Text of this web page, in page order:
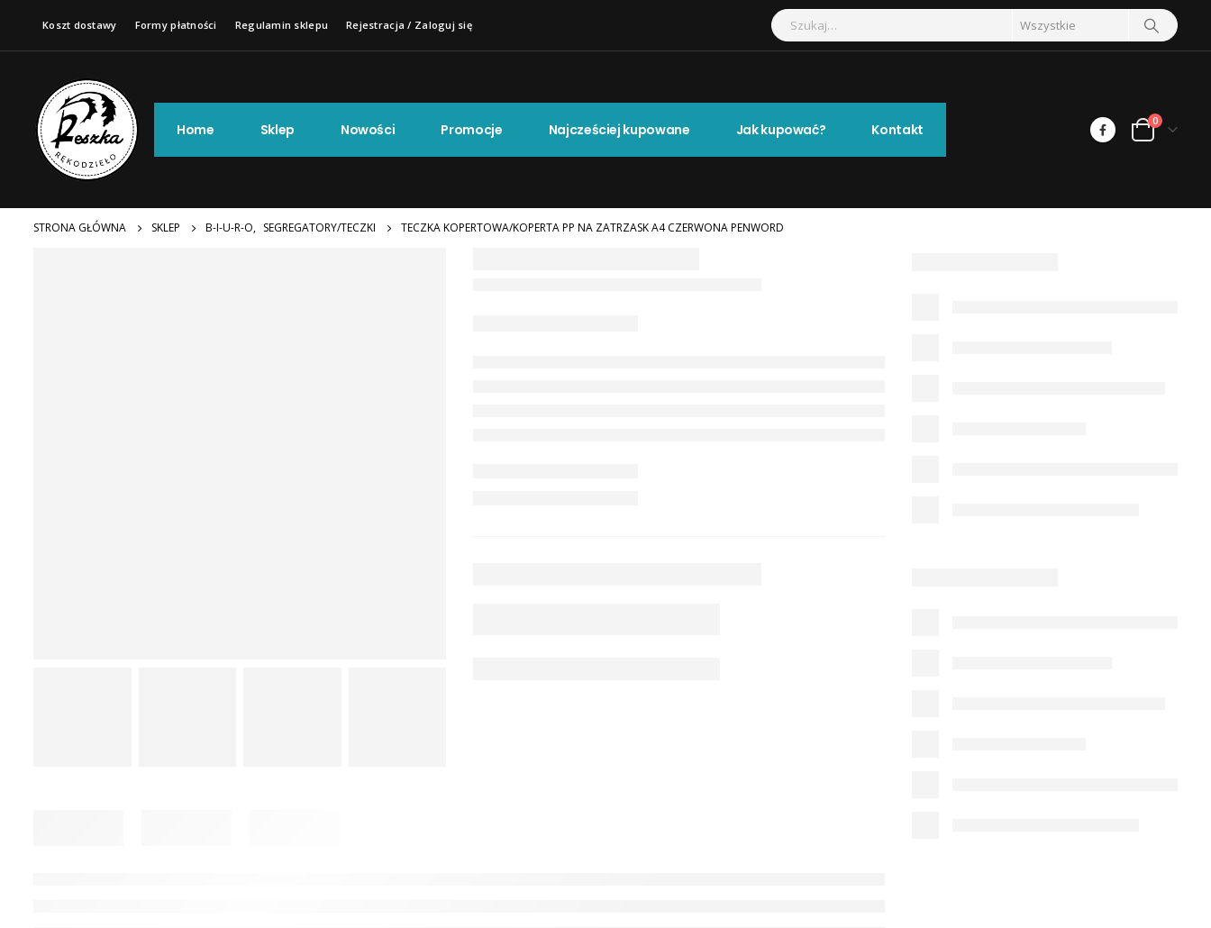
Koszt dostawy Formy płatności Regulamin sklepu Rejestracja / Zaloguj się
Home Sklep Nowości Promocje Najcześciej kupowane Jak kupować? Kontakt 0
STRONA GŁÓWNA SKLEP B-I-U-R-O, SEGREGATORY/TECZKI TECZKA KOPERTOWA/KOPERTA PP NA ZATRZASK A4 CZERWONA PENWORD